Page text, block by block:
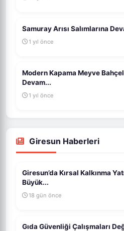
Samuray Arısı Salımlarına
1 yıl önce
Modern Kapama Meyve
Devam...
1 yıl önce
Giresun Haberleri
Giresun’da Kırsal Kalkınma
Büyük...
18 gün önce
Gıda Güvenliği Çalışmaları